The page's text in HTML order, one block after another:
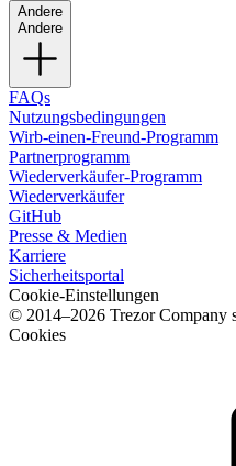
Andere
Andere
FAQs
Nutzungsbedingungen
Wirb-einen-Freund-Programm
Partnerprogramm
Wiederverkäufer-Programm
Wiederverkäufer
GitHub
Presse & Medien
Karriere
Sicherheitsportal
Cookie-Einstellungen
© 2014–2026 Trezor Company
Cookies